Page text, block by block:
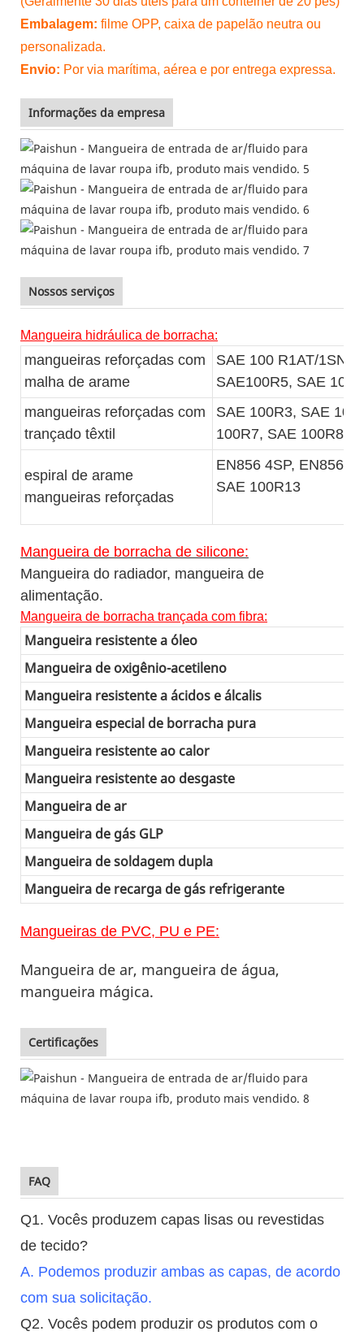
Embalagem: filme OPP, caixa de papelão neutra ou
personalizada.
Envio: Por via marítima, aérea e por entrega expressa.
Informações da empresa
Nossos serviços
Mangueira hidráulica de borracha:
mangueiras reforçadas com
malha de arame
SAE 100 R1AT/1SN,
SAE100R5, SAE
mangueiras reforçadas com
trançado têxtil
SAE 100R3, SAE
100R7, SAE 100R8
espiral de arame
mangueiras reforçadas
EN856 4SP, EN856
SAE 100R13
Mangueira de borracha de silicone:
Mangueira do radiador, mangueira de
alimentação.
Mangueira de borracha trançada com fibra:
Mangueira resistente a óleo
Mangueira de oxigênio-acetileno
Mangueira resistente a ácidos e álcalis
Mangueira especial de borracha pura
Mangueira resistente ao calor
Mangueira resistente ao desgaste
Mangueira de ar
Mangueira de gás GLP
Mangueira de soldagem dupla
Mangueira de recarga de gás refrigerante
Mangueiras de PVC, PU e PE:
Mangueira de ar, mangueira de água,
mangueira mágica.
Certificações
FAQ
Q1. Vocês produzem capas lisas ou revestidas
de tecido?
A. Podemos produzir ambas as capas, de acordo
com sua solicitação.
Q2. Vocês podem produzir os produtos com o